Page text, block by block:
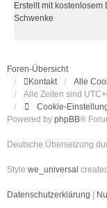
Erstellt mit kostenlosem
Schwenke
Foren-Übersicht
Kontakt
Alle
Alle Zeiten sind
Cookie-
Powered by phpBB®
Deutsche Übersetzung
Style we_universal
Datenschutzerklärung